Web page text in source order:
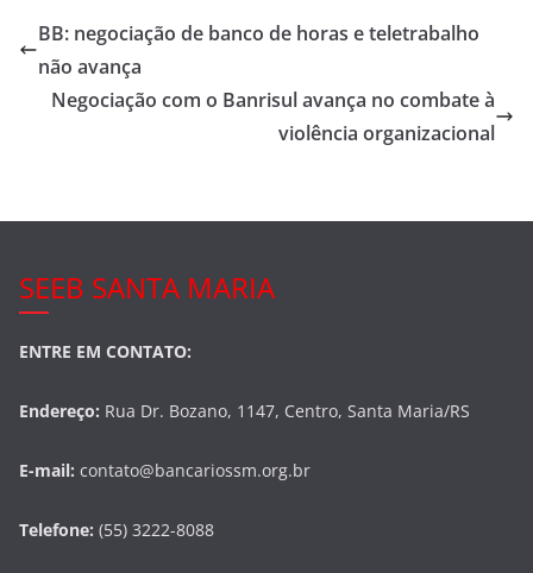
e
b
o
er e
BB: negociação de banco de horas e teletrabalho
não avança
Negociação com o Banrisul avança no combate à
violência organizacional
SEEB SANTA MARIA
ENTRE EM CONTATO:
Endereço: Rua Dr. Bozano, 1147, Centro, Santa Maria/RS
E-mail: contato@bancariossm.org.br
Telefone: (55) 3222-8088